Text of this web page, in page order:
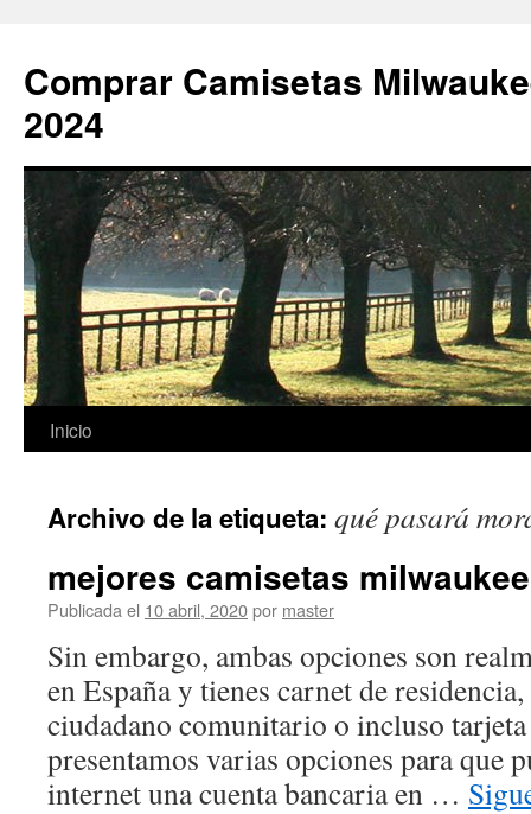
Comprar Camisetas
2024
Saltar
contenido
Inicio
Archivo de la etiqueta: qué pasará
mejores camisetas
Publicada el 10 abril, 2020por master
Sin embargo, ambas opciones son
en España y tienes carnet de
ciudadano comunitario o incluso
presentamos varias opciones para que
internet una cuenta bancaria en …